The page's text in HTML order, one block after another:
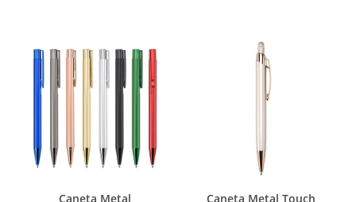
Caneta Metal Caneta Metal Touch